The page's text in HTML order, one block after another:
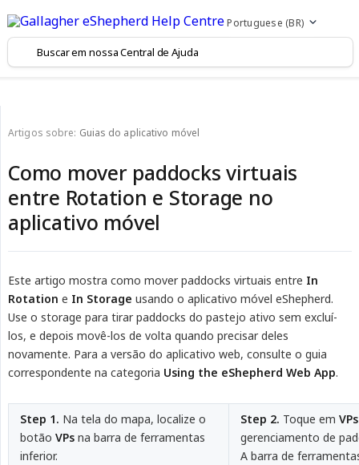
Portuguese (BR)
Artigos sobre: Guias do aplicativo móvel
Como mover paddocks virtuais
entre Rotation e Storage no
aplicativo móvel
Este artigo mostra como mover paddocks virtuais entre In
Rotation e In Storage usando o aplicativo móvel eShepherd.
Use o storage para tirar paddocks do pastejo ativo sem excluí-
los, e depois movê-los de volta quando precisar deles
novamente. Para a versão do aplicativo web, consulte o guia
correspondente na categoria Using the eShepherd Web App.
Step 1. Na tela do mapa, localize o
botão VPs na barra de ferramentas
inferior.
Step 2. Toque em VPs
gerenciamento de
A barra de